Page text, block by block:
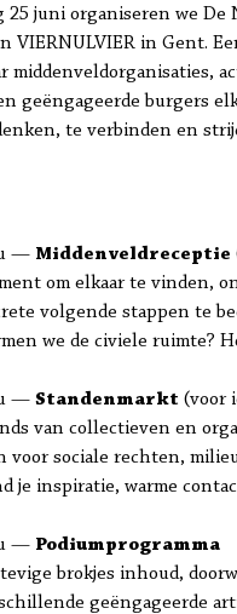
25 juni organiseren we De
VIERNULVIER in Gent.
middenveldorganisaties,
geëngageerde burgers
te verbinden en
— Middenveldreceptie
om elkaar te vinden,
volgende stappen te
we de civiele ruimte?
— Standenmarkt (voor
van collectieven en
voor sociale rechten,
je inspiratie, warme
— Podiumprogramma
brokjes inhoud,
geëngageerde